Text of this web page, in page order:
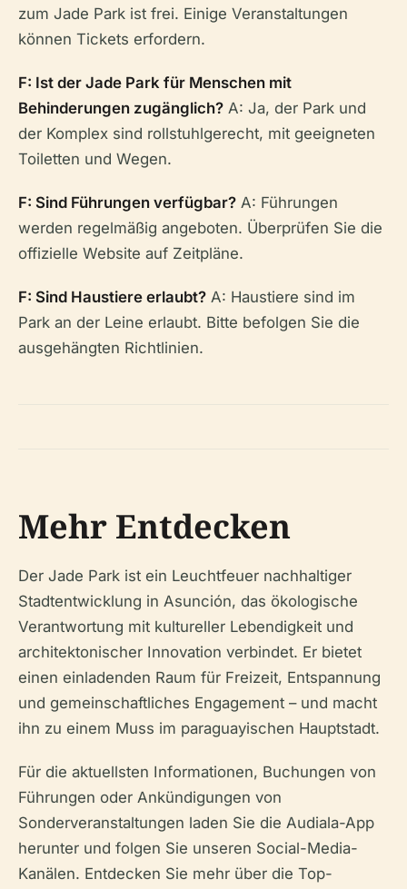
zum Jade Park ist frei. Einige Veranstaltungen
können Tickets erfordern.
F: Ist der Jade Park für Menschen mit
Behinderungen zugänglich? A: Ja, der Park und
der Komplex sind rollstuhlgerecht, mit geeigneten
Toiletten und Wegen.
F: Sind Führungen verfügbar? A: Führungen
werden regelmäßig angeboten. Überprüfen Sie die
offizielle Website auf Zeitpläne.
F: Sind Haustiere erlaubt? A: Haustiere sind im
Park an der Leine erlaubt. Bitte befolgen Sie die
ausgehängten Richtlinien.
Mehr Entdecken
Der Jade Park ist ein Leuchtfeuer nachhaltiger
Stadtentwicklung in Asunción, das ökologische
Verantwortung mit kultureller Lebendigkeit und
architektonischer Innovation verbindet. Er bietet
einen einladenden Raum für Freizeit, Entspannung
und gemeinschaftliches Engagement – und macht
ihn zu einem Muss im paraguayischen Hauptstadt.
Für die aktuellsten Informationen, Buchungen von
Führungen oder Ankündigungen von
Sonderveranstaltungen laden Sie die Audiala-App
herunter und folgen Sie unseren Social-Media-
Kanälen. Entdecken Sie mehr über die Top-